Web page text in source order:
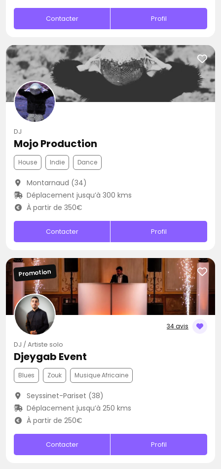
Contacter Profil
DJ
Mojo Production
House Indie Dance
Montarnaud (34)
Déplacement jusqu’à 300 kms
À partir de 350€
Contacter Profil
34 avis
Promotion
DJ / Artiste solo
Djeygab Event
Blues Zouk Musique Africaine
Seyssinet-Pariset (38)
Déplacement jusqu’à 250 kms
À partir de 250€
Contacter Profil